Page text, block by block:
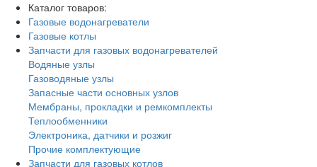
Каталог товаров:
Газовые водонагреватели
Газовые котлы
Запчасти для газовых водонагревателей
Водяные узлы
Газоводяные узлы
Запасные части основных узлов
Мембраны, прокладки и ремкомплекты
Теплообменники
Электроника, датчики и розжиг
Прочие комплектующие
Запчасти для газовых котлов